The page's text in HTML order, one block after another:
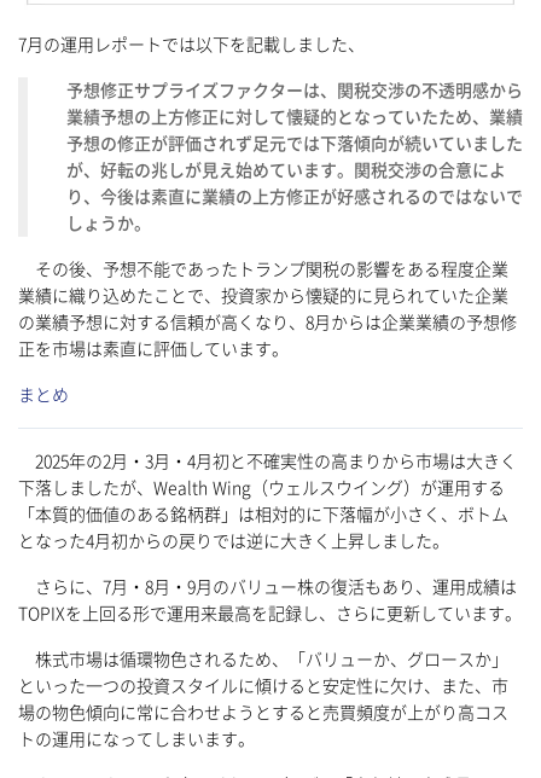
7月の運用レポートでは以下を記載しました、
予想修正サプライズファクターは、関税交渉の不透明感から
業績予想の上方修正に対して懐疑的となっていたため、業績
予想の修正が評価されず足元では下落傾向が続いていました
が、好転の兆しが見え始めています。関税交渉の合意によ
り、今後は素直に業績の上方修正が好感されるのではないで
しょうか。
その後、予想不能であったトランプ関税の影響をある程度企業
業績に織り込めたことで、投資家から懐疑的に見られていた企業
の業績予想に対する信頼が高くなり、8月からは企業業績の予想修
正を市場は素直に評価しています。
まとめ
2025年の2月・3月・4月初と不確実性の高まりから市場は大きく
下落しましたが、Wealth Wing（ウェルスウイング）が運用する
「本質的価値のある銘柄群」は相対的に下落幅が小さく、ボトム
となった4月初からの戻りでは逆に大きく上昇しました。
さらに、7月・8月・9月のバリュー株の復活もあり、運用成績は
TOPIXを上回る形で運用来最高を記録し、さらに更新しています。
株式市場は循環物色されるため、「バリューか、グロースか」
といった一つの投資スタイルに傾けると安定性に欠け、また、市
場の物色傾向に常に合わせようとすると売買頻度が上がり高コス
トの運用になってしまいます。